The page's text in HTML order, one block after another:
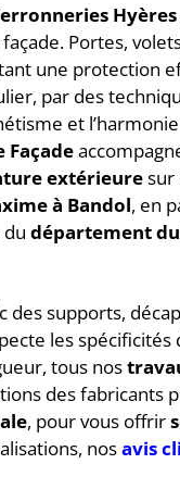
Hyères
Portes,
une protection
par des
et
Façade
extérieuresur
à Bandol, en
du département
des supports,
les
tous nos
des fabricants
, pour vous offrir
nosavis